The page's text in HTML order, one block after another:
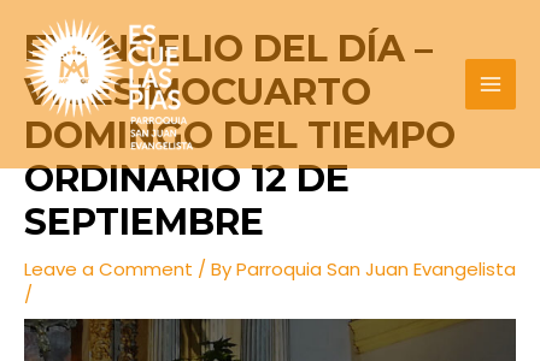
content
EVANGELIO DEL DÍA –
VIGESIMOCUARTO
DOMINGO DEL TIEMPO
ORDINARIO 12 DE
SEPTIEMBRE
Leave a Comment / ByParroquia San Juan Evangelista
/
navigation